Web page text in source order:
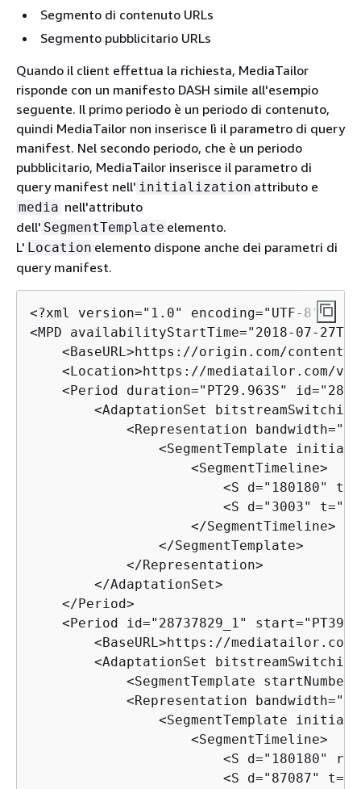
Segmento di contenuto URLs
Segmento pubblicitario URLs
Quando il client effettua la richiesta, MediaTailor
risponde con un manifesto DASH simile all'esempio
seguente. Il primo periodo è un periodo di contenuto,
quindi MediaTailor non inserisce lì il parametro di query
manifest. Nel secondo periodo, che è un periodo
pubblicitario, MediaTailor inserisce il parametro di
query manifest nell' initialization attributo e
media nell'attributo
dell' SegmentTemplate elemento.
L' Location elemento dispone anche dei parametri di
query manifest.
<?xml version="1.0" encoding="UTF-8"?>
<MPD availabilityStartTime="2018-07-
<BaseURL>https://origin.com/
<Location>https://mediatailor.com/
<Period duration="PT29.963S"
<AdaptationSet
<Representation
<SegmentTemplate
                    <SegmentTimeline>
<S d="180180"
<S d="3003"
                    </SegmentTimeline>
                </SegmentTemplate>
            </Representation>
        </AdaptationSet>
    </Period>
<Period id="28737829_1"
<BaseURL>https://
<AdaptationSet
<SegmentTemplate
<Representation
<SegmentTemplate
                    <SegmentTimeline>
<S d="180180"
<S d="87087"